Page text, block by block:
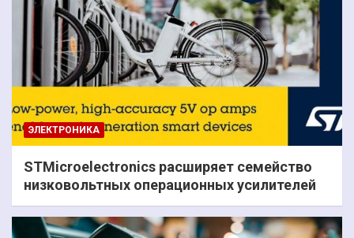
ЭЛЕКТРОНИКА
STMicroelectronics расширяет семейство
низковольтных операционных усилителей